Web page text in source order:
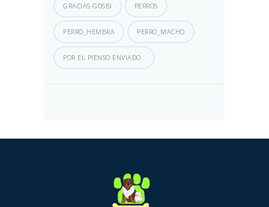
GRACIAS GOSBI PERROS
PERRO_HEMBRA PERRO_MACHO
POR EL PIENSO ENVIADO .